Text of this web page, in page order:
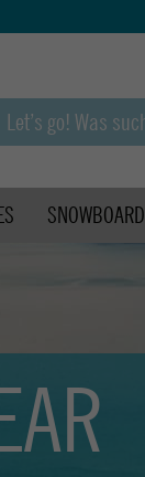
SNOWBOARD